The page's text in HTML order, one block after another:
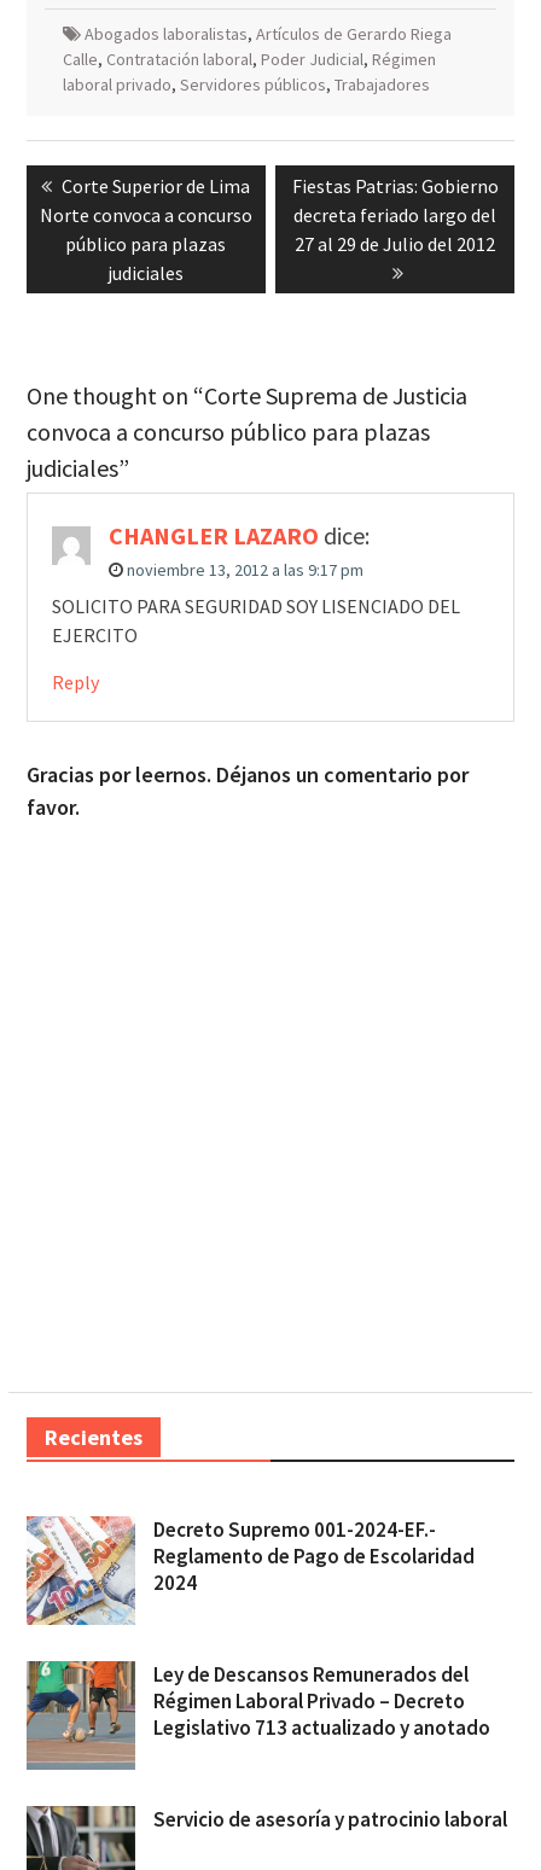
Abogados laboralistas, Artículos de Gerardo Riega
Calle, Contratación laboral, Poder Judicial, Régimen
laboral privado, Servidores públicos, Trabajadores
Navegación
de
entradas
Previous
post:
Corte Superior de Lima
Norte convoca a concurso
público para plazas
judiciales
Next
post:
Fiestas Patrias: Gobierno
decreta feriado largo del
27 al 29 de Julio del 2012
One thought on “Corte Suprema de Justicia
convoca a concurso público para plazas
judiciales”
CHANGLER LAZARO dice:
noviembre 13, 2012 a las 9:17 pm
SOLICITO PARA SEGURIDAD SOY LISENCIADO DEL
EJERCITO
Reply
Gracias por leernos. Déjanos un comentario por
favor.
Recientes
Decreto Supremo 001-2024-EF.-
Reglamento de Pago de Escolaridad
2024
Ley de Descansos Remunerados del
Régimen Laboral Privado – Decreto
Legislativo 713 actualizado y anotado
Servicio de asesoría y patrocinio laboral